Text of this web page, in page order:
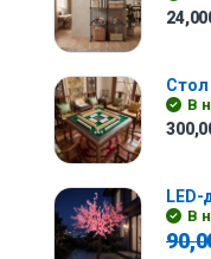
Стол
В
В